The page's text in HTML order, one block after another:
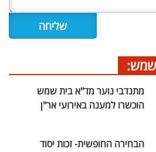
שמש:
מתנדבי נוער מד"א בית שמש
הוכשרו למענה באירועי אר"ן
הבחירה החופשית- זכות יסוד